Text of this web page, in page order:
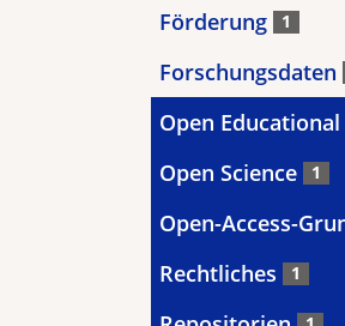
Förderung 1
Forschungsdaten
Open
Open Science 1
Open-Access-
Rechtliches 1